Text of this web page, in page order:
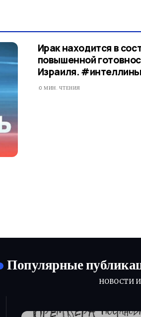
Ирак находится в
повышенной
Израиля.
0 МИН. ЧТЕНИЯ
Популярные
НОВОСТИ